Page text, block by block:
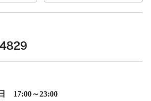
17:00～23:00